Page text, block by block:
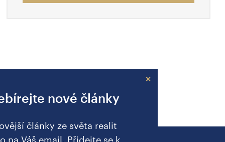
×
nové články
články ze světa realit
na Váš email. Přidejte se k